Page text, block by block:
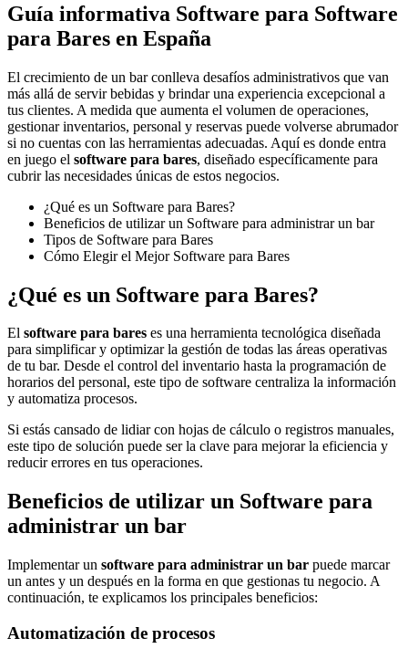
Guía informativa Software para Software
para Bares en España
El crecimiento de un bar conlleva desafíos administrativos que van
más allá de servir bebidas y brindar una experiencia excepcional a
tus clientes. A medida que aumenta el volumen de operaciones,
gestionar inventarios, personal y reservas puede volverse abrumador
si no cuentas con las herramientas adecuadas. Aquí es donde entra
en juego el software para bares, diseñado específicamente para
cubrir las necesidades únicas de estos negocios.
¿Qué es un Software para Bares?
Beneficios de utilizar un Software para administrar un bar
Tipos de Software para Bares
Cómo Elegir el Mejor Software para Bares
¿Qué es un Software para Bares?
El software para bares es una herramienta tecnológica diseñada
para simplificar y optimizar la gestión de todas las áreas operativas
de tu bar. Desde el control del inventario hasta la programación de
horarios del personal, este tipo de software centraliza la información
y automatiza procesos.
Si estás cansado de lidiar con hojas de cálculo o registros manuales,
este tipo de solución puede ser la clave para mejorar la eficiencia y
reducir errores en tus operaciones.
Beneficios de utilizar un Software para
administrar un bar
Implementar un software para administrar un bar puede marcar
un antes y un después en la forma en que gestionas tu negocio. A
continuación, te explicamos los principales beneficios:
Automatización de procesos